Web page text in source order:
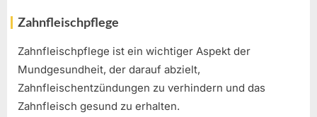
Zahnfleischpflege
Zahnfleischpflege ist ein wichtiger Aspekt der
Mundgesundheit, der darauf abzielt,
Zahnfleischentzündungen zu verhindern und das
Zahnfleisch gesund zu erhalten.